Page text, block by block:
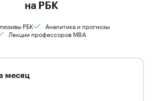
на РБК
РБК
Аналитика и прогнозы
Лекции профессоров MBA
месяц